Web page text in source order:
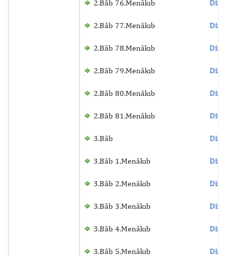
2.Bâb 76.Menâkıb
2.Bâb 77.Menâkıb
2.Bâb 78.Menâkıb
2.Bâb 79.Menâkıb
2.Bâb 80.Menâkıb
2.Bâb 81.Menâkıb
3.Bâb
3.Bâb 1.Menâkıb
3.Bâb 2.Menâkıb
3.Bâb 3.Menâkıb
3.Bâb 4.Menâkıb
3.Bâb 5.Menâkıb